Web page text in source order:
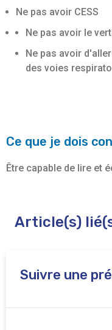
Ne pas avoir CESS
Ne pas avoir le
Ne pas avoir
des voies
Ce que je dois
Être capable de lire et
Article(s)
Suivre une